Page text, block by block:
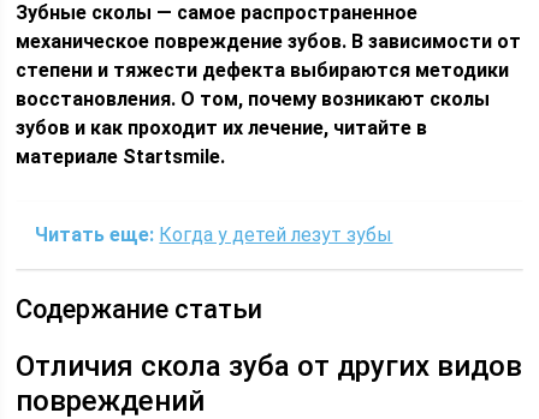
Зубные сколы — самое распространенное
механическое повреждение зубов. В зависимости от
степени и тяжести дефекта выбираются методики
восстановления. О том, почему возникают сколы
зубов и как проходит их лечение, читайте в
материале Startsmile.
Читать еще: Когда у детей лезут зубы
Содержание статьи
Отличия скола зуба от других видов
повреждений